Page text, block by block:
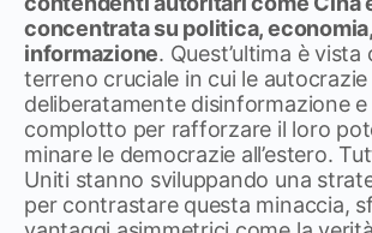
concentrata su politica,
informazione. Quest’ultima è vista
terreno cruciale in cui le
deliberatamente disinformazione
complotto per rafforzare il loro
minare le democrazie all’estero.
Uniti stanno sviluppando una
per contrastare questa minaccia,